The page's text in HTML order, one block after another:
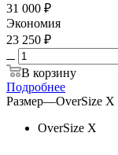
31 000 ₽
Экономия
23 250 ₽
В корзину
Подробнее
Размер—OverSize X
OverSize X